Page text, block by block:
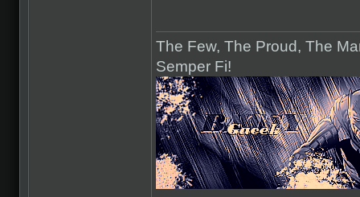
The Few, The Proud, The
Semper Fi!